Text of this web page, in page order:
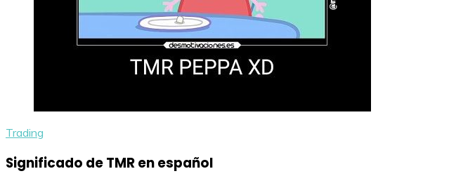
Trading
Significado de TMR en español